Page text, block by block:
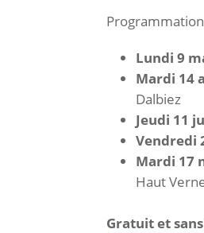
Lundi 9
Mardi 14
Dalbiez
Jeudi 11
Vendredi
Mardi 17
Haut
Gratuit et